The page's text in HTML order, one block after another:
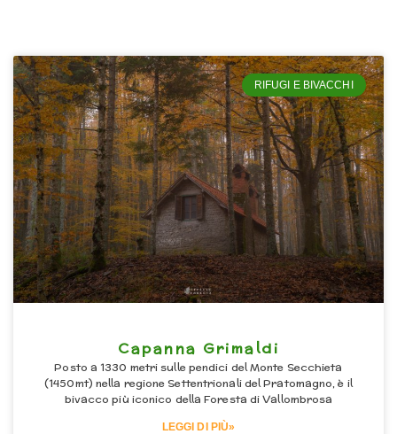
RIFUGI E BIVACCHI
Capanna Grimaldi
Posto a 1330 metri sulle pendici del Monte Secchieta
(1450mt) nella regione Settentrionali del Pratomagno, è il
bivacco più iconico della Foresta di Vallombrosa
LEGGI DI PIÙ»